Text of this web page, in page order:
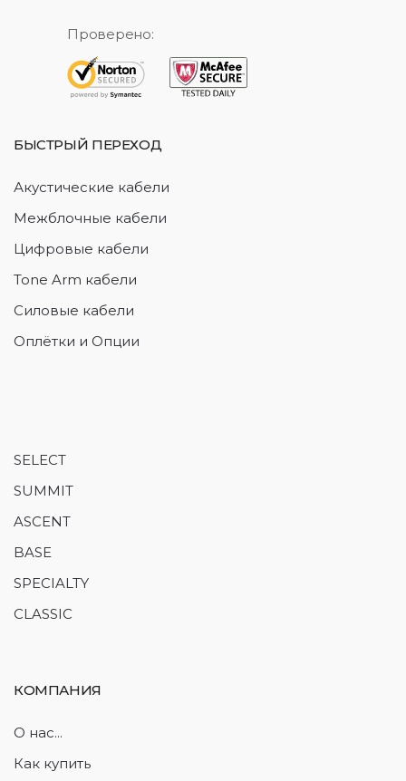
Проверено:
БЫСТРЫЙ ПЕРЕХОД
Акустические кабели
Межблочные кабели
Цифровые кабели
Tone Arm кабели
Силовые кабели
Оплётки и Опции
SELECT
SUMMIT
ASCENT
BASE
SPECIALTY
CLASSIC
КОМПАНИЯ
О нас...
Как купить